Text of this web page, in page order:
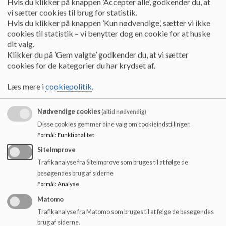
kompetencer, således at der er basis for undervisning på et
højt fagligt niveau gennem hele skoleforløbet.
• Ved fag – og opgavefordelingen lægges der vægt på:
- Klasser og fag videreføres med mindre særlige forhold
taler imod (f.eks. andre principper).
- Klassen har så få undervisere som muligt (under
hensyntagen til faglige/linjefags dækning af fagene).
- Det undervisende personales egne ønsker.
• Undervisningen i Kompetencecenter og Pædagogisk
Servicecenter søges fordelt på færrest mulige.
vi sætter cookies til brug for statistik.
Hvis du klikker på knappen ’Kun nødvendige,’ sætter vi ikke
cookies til statistik – vi benytter dog en cookie for at huske
dit valg.
Klikker du på ’Gem valgte’ godkender du, at vi sætter
cookies for de kategorier du har krydset af.
Læs mere icookiepolitik.
Nødvendige cookies(altid nødvendig)
Disse cookies gemmer dine valg om cookieindstillinger.
Formål: Funktionalitet
SiteImprove
Trafikanalyse fra Siteimprove som bruges til at følge de
besøgendes brug af siderne
Formål : Analyse
Matomo
Trafikanalyse fra Matomo som bruges til at følge de besøgendes
brug af siderne.